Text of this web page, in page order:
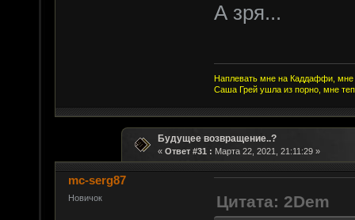
А зря...
Наплевать мне на Каддаффи, мне
Саша Грей ушла из порно, мне
Будущее возвращение..?
« Ответ #31 : Марта 22, 2021, 21:11:29 »
mc-serg87
Новичок
Цитата: 2Dem